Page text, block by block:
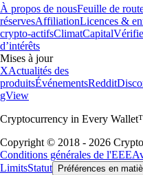
À propos de nousFeuille de
réservesAffiliationLicences &
crypto-actifsClimatCapital
d’intérêts
Mises à jour
XActualités des
produitsÉvénementsReddit
gView
Cryptocurrency in Every
Copyright © 2018 - 2026
Conditions générales de l'EEE
LimitsStatut Préférences en